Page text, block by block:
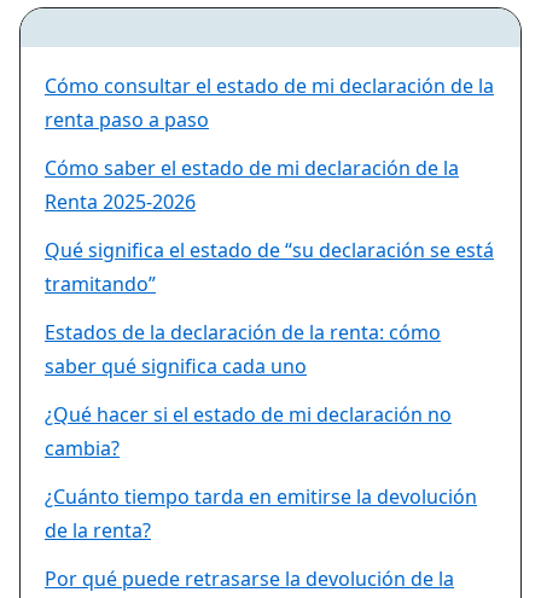
Cómo consultar el estado de mi declaración de la
renta paso a paso
Cómo saber el estado de mi declaración de la
Renta 2025-2026
Qué significa el estado de “su declaración se está
tramitando”
Estados de la declaración de la renta: cómo
saber qué significa cada uno
¿Qué hacer si el estado de mi declaración no
cambia?
¿Cuánto tiempo tarda en emitirse la devolución
de la renta?
​​Por qué puede retrasarse la devolución de la